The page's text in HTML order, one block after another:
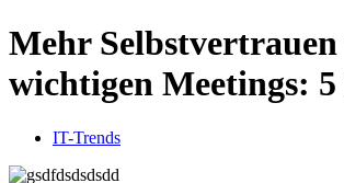
Mehr
wichtigen Meetings:
IT-Trends